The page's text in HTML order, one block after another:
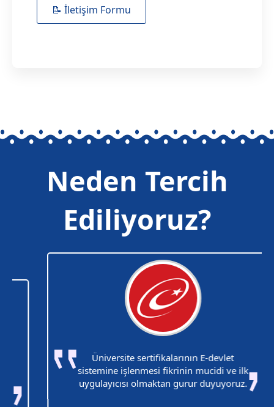
📝 İletişim Formu
Neden Tercih
Ediliyoruz?
Üniversite sertifikalarının E-devlet
sistemine işlenmesi fikrinin mucidi ve ilk
uygulayıcısı olmaktan gurur duyuyoruz.